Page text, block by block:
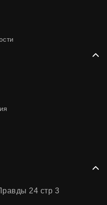
24 стр 3